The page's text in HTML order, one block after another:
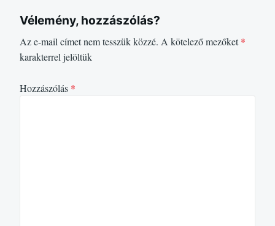
Vélemény, hozzászólás?
Az e-mail címet nem tesszük közzé. A kötelező mezőket*
karakterrel jelöltük
Hozzászólás *